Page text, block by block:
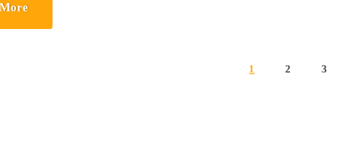
1 2 3